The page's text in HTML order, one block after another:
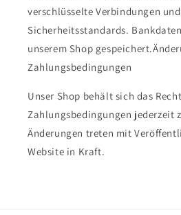
verschlüsselte Verbindungen
Sicherheitsstandards.
unserem Shop
Zahlungsbedingungen
Unser Shop behält sich das
Zahlungsbedingungen jederzeit
Änderungen treten mit
Website in Kraft.